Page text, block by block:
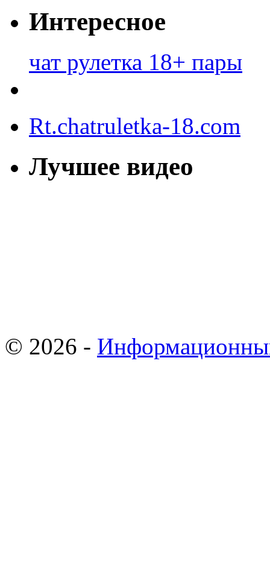
Интересное
чат рулетка 18+ пары
Rt.chatruletka-18.com
Лучшее видео
© 2026 -